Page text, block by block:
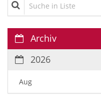
Archiv
2026
Aug